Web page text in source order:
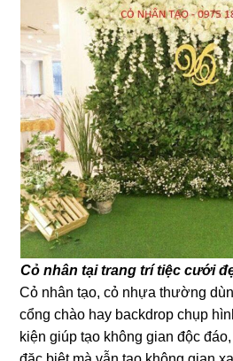
Cỏ nhân tại trang trí tiệc cưới
Cỏ nhân tạo, cỏ nhựa thường
cổng chào hay backdrop chụp
kiện giúp tạo không gian độc